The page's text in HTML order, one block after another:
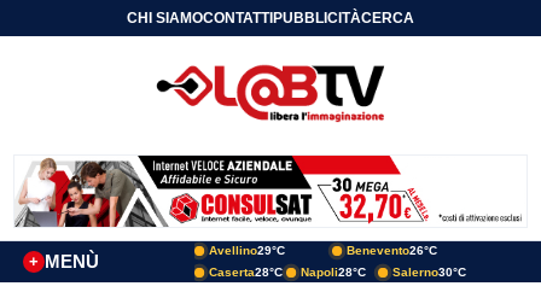
CHI SIAMOCONTATTIPUBBLICITÀCERCA
MENÙ
+
Avellino29°C Benevento26°C
Caserta28°C Napoli28°C Salerno30°C